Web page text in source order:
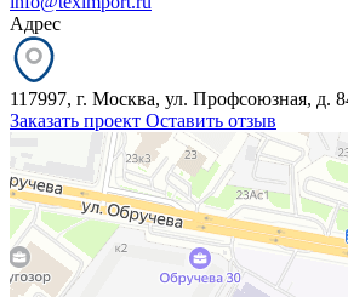
Адрес
117997, г. Москва, ул. Профсоюзная, д.
Заказать проект Оставить отзыв